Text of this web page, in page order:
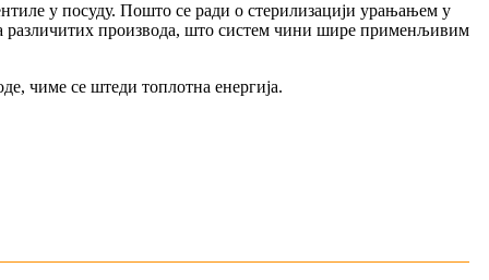
у посуду. Пошто се ради о стерилизацији урањањем у
различитих производа, што систем чини шире применљивим
чиме се штеди топлотна енергија.